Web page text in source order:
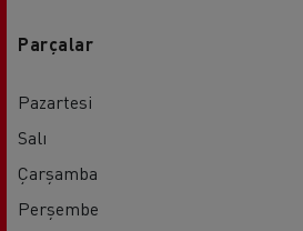
Parçalar
Pazartesi
Salı
Çarşamba
Perşembe